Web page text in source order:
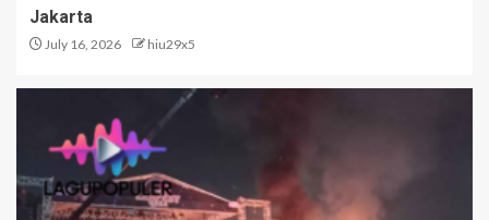
Jakarta
July 16, 2026 hiu29x5